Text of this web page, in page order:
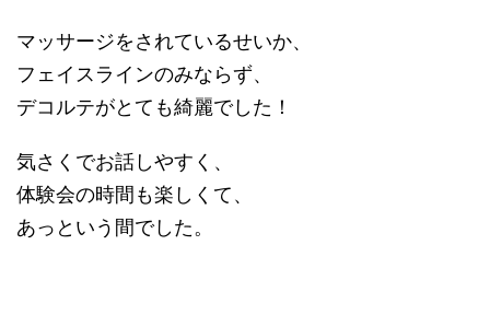
マッサージをされているせいか、
フェイスラインのみならず、
デコルテがとても綺麗でした！
気さくでお話しやすく、
体験会の時間も楽しくて、
あっという間でした。